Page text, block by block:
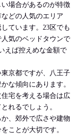
場合があるのが特徴
どの人気のエリア
ています。23区でも
気のベッドタウンで
えば控えめな金額で
京都ですが、八王子
な傾向にあります。
宅を考える場合は広
れるでしょう。
、郊外で広さや建物
ことが大切です。